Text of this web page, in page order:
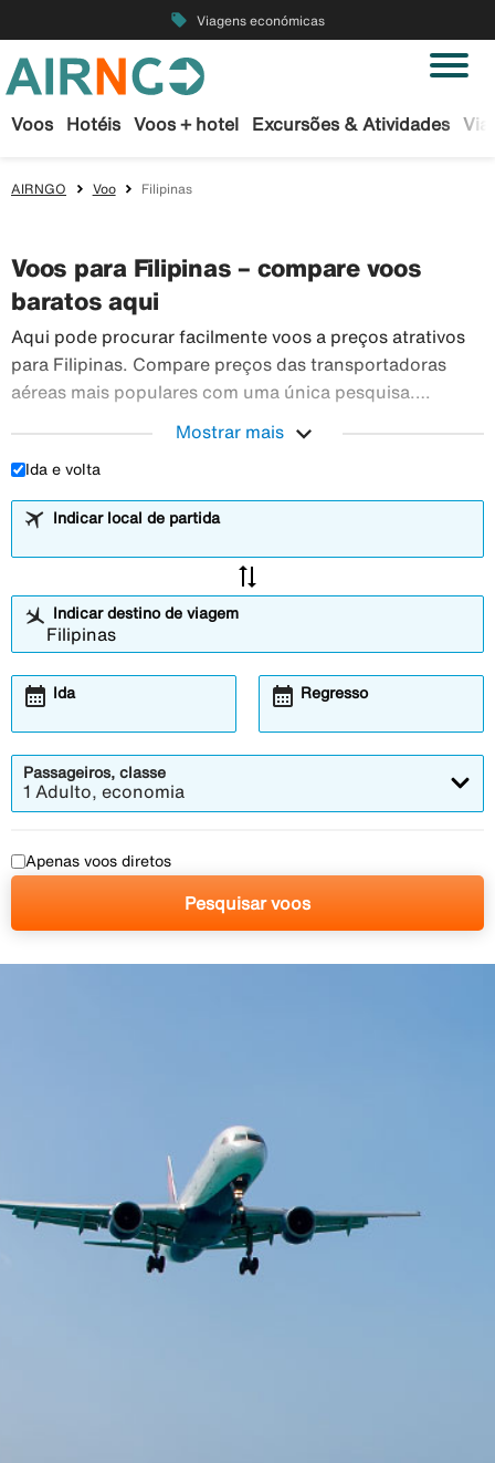
local_offer Viagens económicas
Voos Hotéis Voos + hotel Excursões & Atividades
AIRNGO Voo Filipinas
Voos para Filipinas – compare voos
baratos aqui
Aqui pode procurar facilmente voos a preços atrativos
para Filipinas. Compare preços das transportadoras
aéreas mais populares com uma única pesquisa.
mundo.Aqui pode procurar facilmente voos a preços
Mostrar mais expand_more
Ida e volta
Indicar local de partida
sync_alt
Indicar destino de viagem
Ida
calendar_month Regresso
calendar_month
Passageiros, classe
1 Adulto, economia
Apenas voos diretos
Pesquisar voos